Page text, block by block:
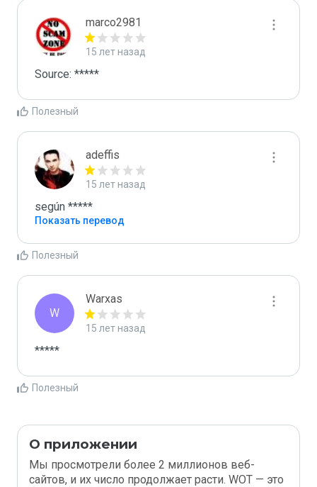
marco2981
15 лет назад
Source: *****
Полезный
adeffis
15 лет назад
según *****
Показать перевод
Полезный
W
Warxas
15 лет назад
*****
Полезный
О приложении
Мы просмотрели более 2 миллионов веб-
сайтов, и их число продолжает расти. WOT — это